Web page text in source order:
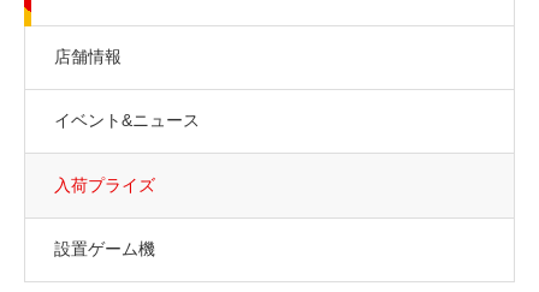
店舗情報
イベント&ニュース
入荷プライズ
設置ゲーム機